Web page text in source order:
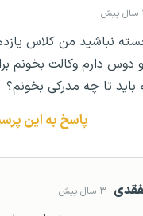
نباشید من کلاس
دوس دارم وکالت بخونم
باید تا چه مدرکی بخونم؟
پاسخ به این
۳ سال پیش